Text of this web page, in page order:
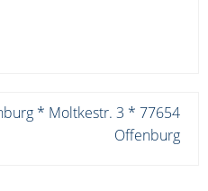
* Moltkestr. 3 * 77654
Offenburg